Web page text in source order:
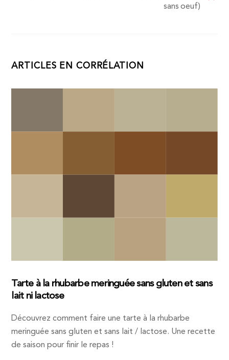
sans oeuf)
ARTICLES EN CORRÉLATION
Tarte à la rhubarbe meringuée sans gluten et sans
lait ni lactose
Découvrez comment faire une tarte à la rhubarbe
meringuée sans gluten et sans lait / lactose. Une recette
de saison pour finir le repas !